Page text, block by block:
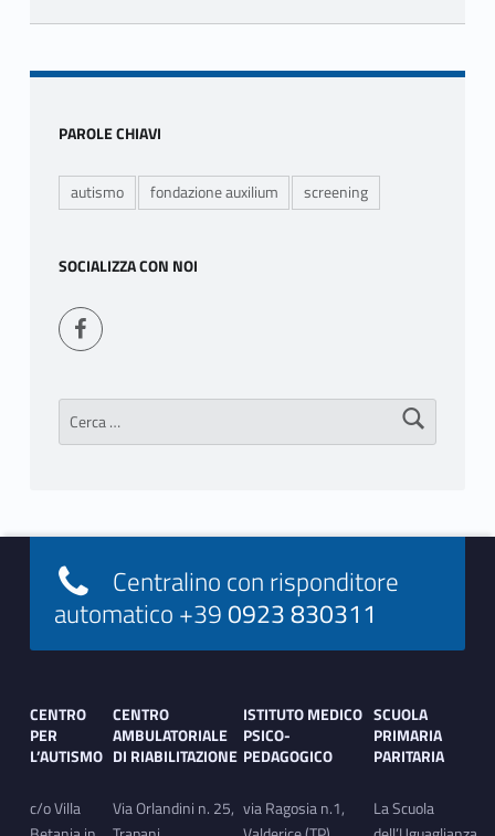
Skip back to main navigation
Sidebar
PAROLE CHIAVI
autismo fondazione auxilium screening
SOCIALIZZA CON NOI
Seguici su Facebook
Ricerca per:
Footer info sidebar
Centralino con risponditore
automatico +390923 830311
CENTRO
PER
L’AUTISMO
c/o Villa
CENTRO
AMBULATORIALE
DI RIABILITAZIONE
Via Orlandini n. 25,
ISTITUTO MEDICO
PSICO-
PEDAGOGICO
via Ragosia n.1,
SCUOLA
PRIMARIA
PARITARIA
La Scuola